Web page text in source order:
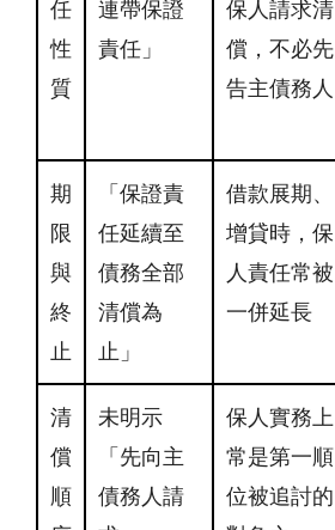
任
性
質
連帶保證
責任」
保人請求清
償，不必先
告主債務人
期
限
與
終
止
「保證責
任延續至
債務全部
清償為
止」
借款展期、
增貸時，保
人責任常被
一併延長
清
償
順
未明示
「先向主
債務人請
保人實務上
常是第一順
位被追討的